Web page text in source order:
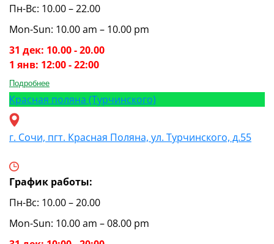
Пн-Вс: 10.00 – 22.00
Mon-Sun: 10.00 am – 10.00 pm
31 дек: 10.00 - 20.00
1 янв: 12:00 - 22:00
Подробнее
Красная поляна (Турчинского)
г. Сочи, пгт. Красная Поляна, ул. Турчинского, д.55
График работы:
Пн-Вс: 10.00 – 20.00
Mon-Sun: 10.00 am – 08.00 pm